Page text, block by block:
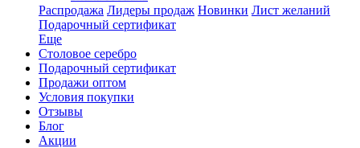
Распродажа Лидеры продаж Новинки Лист желаний
Подарочный сертификат
Еще
Столовое серебро
Подарочный сертификат
Продажи оптом
Условия покупки
Отзывы
Блог
Акции